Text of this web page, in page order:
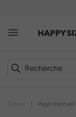
Page d’accueil